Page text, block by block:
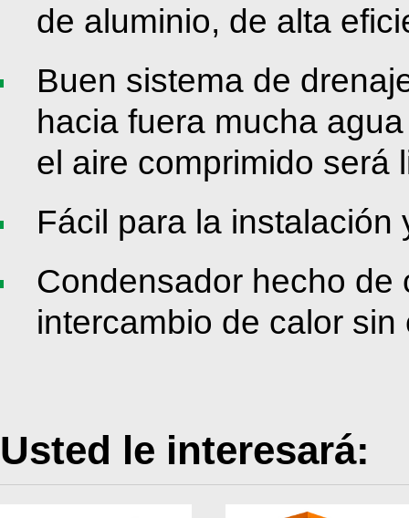
de aluminio, de alta
Buen sistema de
hacia fuera mucha
el aire comprimido será
Fácil para la instalación
Condensador hecho de
intercambio de calor
Usted le interesará: